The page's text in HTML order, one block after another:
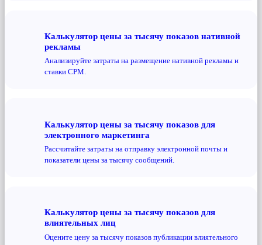
Калькулятор цены за тысячу показов нативной
рекламы
Анализируйте затраты на размещение нативной рекламы и
ставки CPM.
Калькулятор цены за тысячу показов для
электронного маркетинга
Рассчитайте затраты на отправку электронной почты и
показатели цены за тысячу сообщений.
Калькулятор цены за тысячу показов для
влиятельных лиц
Оцените цену за тысячу показов публикации влиятельного